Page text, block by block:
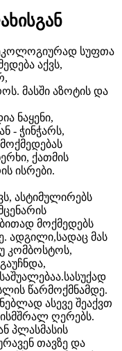
ეკოლოგიურად სუფთა
აქვს,
მასში აზოტის და
ნაყენი,
- ჭინჭარს,
ქათმის
ისრები.
ასტიმულირებს
მოქმედებს
ადგილი,სადაც მას
კომბოსტოს,
წარმოქმნამდე.
ასევე შეაქვთ
ღერებს.
პლასმასის
თავზე და